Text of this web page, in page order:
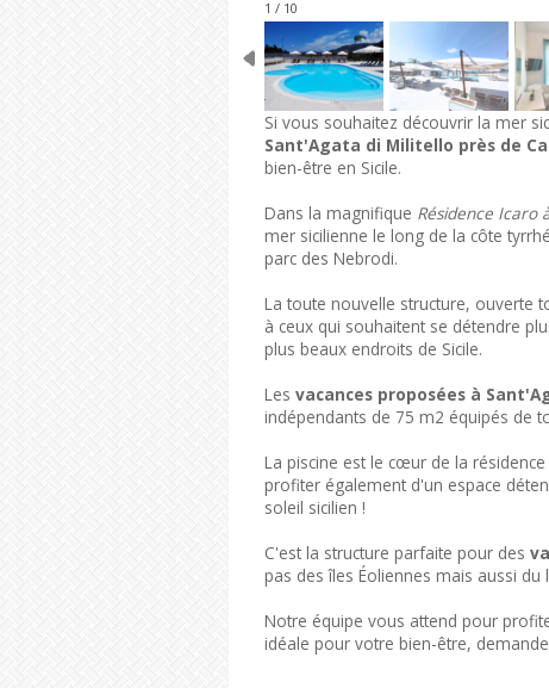
1 / 10
Si vous souhaitez découvrir la mer
Sant'Agata di Militello près de
bien-être en Sicile.
Dans la magnifique Résidence Icaro
mer sicilienne le long de la côte
parc des Nebrodi.
La toute nouvelle structure, ouverte
à ceux qui souhaitent se détendre
plus beaux endroits de Sicile.
Les vacances proposées à
indépendants de 75 m2 équipés de
La piscine est le cœur de la
profiter également d'un espace
soleil sicilien !
C'est la structure parfaite pour des
pas des îles Éoliennes mais aussi du
Notre équipe vous attend pour
idéale pour votre bien-être,